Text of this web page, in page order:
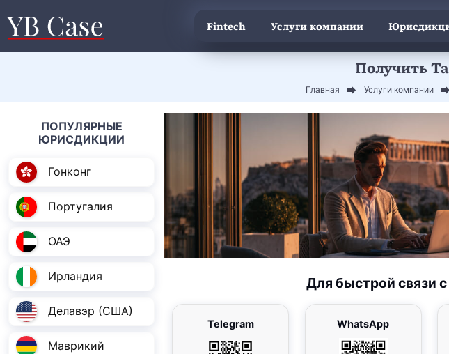
Fintech Услуги компании
Получить
Главная Услуги компании
ПОПУЛЯРНЫЕ
ЮРИСДИКЦИИ
Гонконг
Португалия
ОАЭ
Ирландия
Делавэр (США)
Маврикий
Для быстрой связи
Telegram WhatsApp